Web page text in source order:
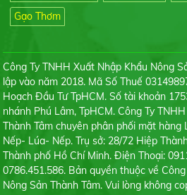
Gạo Tài Nguyên
Liên hệ
Tấm Tài Nguyên
Gạo Thơm
Công Ty TNHH Xuất Nhập Khẩu Nông
lập vào năm 2018. Mã Số Thuế
Hoạch Đầu Tư TpHCM. Số tài khoản
nhánh Phú Lâm, TpHCM. Công Ty
Thành Tâm chuyên phân phối mặt hàng
Nếp- Lúa- Nếp. Trụ sở: 28/72 Hiệp
Thành phố Hồ Chí Minh. Điện Thoại:
0786.451.586. Bản quyền thuộc về
Nông Sản Thành Tâm. Vui lòng không